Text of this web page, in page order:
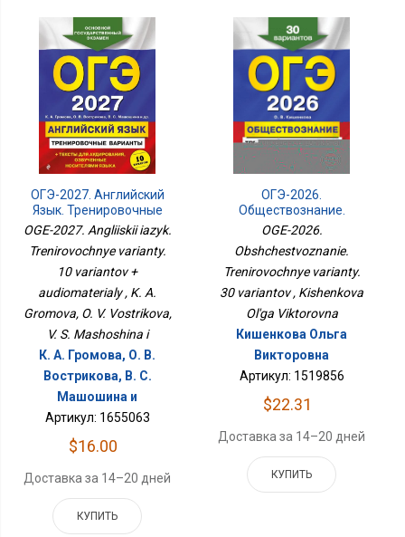
ОГЭ-2027. Английский
Язык. Тренировочные
Варианты. 10 Вариантов
+ Аудиоматериалы
OGE-2027. Angliiskii iazyk.
Trenirovochnye varianty.
10 variantov +
audiomaterialy , K. A.
Gromova, O. V. Vostrikova,
V. S. Mashoshina i
К. А. Громова, О. В.
Вострикова, В. С.
Машошина и
Артикул: 1655063
$16.00
Доставка за 14–20 дней
КУПИТЬ
ОГЭ-2026.
Обществознание.
Тренировочные
OGE-2026.
Obshchestvoznanie.
Trenirovochnye varianty.
30 variantov , Kishenkova
Ol'ga Viktorovna
Кишенкова Ольга
Викторовна
Артикул: 1519856
$22.31
Доставка за 14–20 дней
КУПИТЬ